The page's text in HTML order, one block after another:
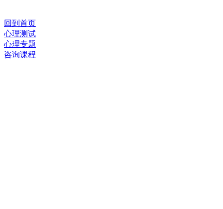
回到首页
心理测试
心理专题
咨询课程